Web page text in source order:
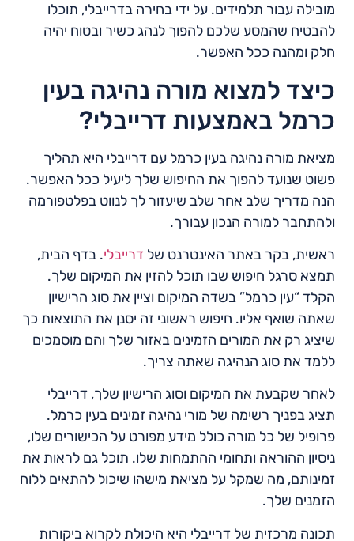
מובילה עבור תלמידים. על ידי בחירה בדרייבלי, תוכלו
להבטיח שהמסע שלכם להפוך לנהג כשיר ובטוח יהיה
חלק ומהנה ככל האפשר.
כיצד למצוא מורה נהיגה בעין
כרמל באמצעות דרייבלי?
מציאת מורה נהיגה בעין כרמל עם דרייבלי היא תהליך
פשוט שנועד להפוך את החיפוש שלך ליעיל ככל האפשר.
הנה מדריך שלב אחר שלב שיעזור לך לנווט בפלטפורמה
ולהתחבר למורה הנכון עבורך.
ראשית, בקר באתר האינטרנט של דרייבלי. בדף הבית,
תמצא סרגל חיפוש שבו תוכל להזין את המיקום שלך.
הקלד “עין כרמל” בשדה המיקום וציין את סוג הרישיון
שאתה שואף אליו. חיפוש ראשוני זה יסנן את התוצאות כך
שיציג רק את המורים הזמינים באזור שלך והם מוסמכים
ללמד את סוג הנהיגה שאתה צריך.
לאחר שקבעת את המיקום וסוג הרישיון שלך, דרייבלי
תציג בפניך רשימה של מורי נהיגה זמינים בעין כרמל.
פרופיל של כל מורה כולל מידע מפורט על הכישורים שלו,
ניסיון ההוראה ותחומי ההתמחות שלו. תוכל גם לראות את
זמינותם, מה שמקל על מציאת מישהו שיכול להתאים ללוח
הזמנים שלך.
תכונה מרכזית של דרייבלי היא היכולת לקרוא ביקורות